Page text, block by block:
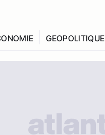
GEOPOLITIQUE